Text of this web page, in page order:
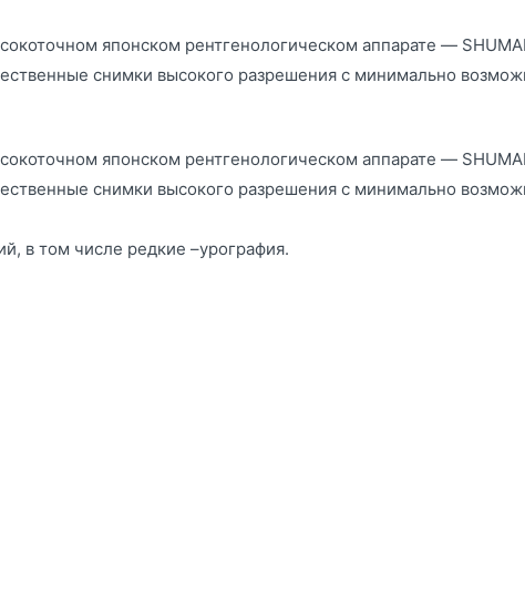
японском рентгенологическом аппарате —
снимки высокого разрешения с минимально
японском рентгенологическом аппарате —
снимки высокого разрешения с минимально
в том числе редкие –урография.